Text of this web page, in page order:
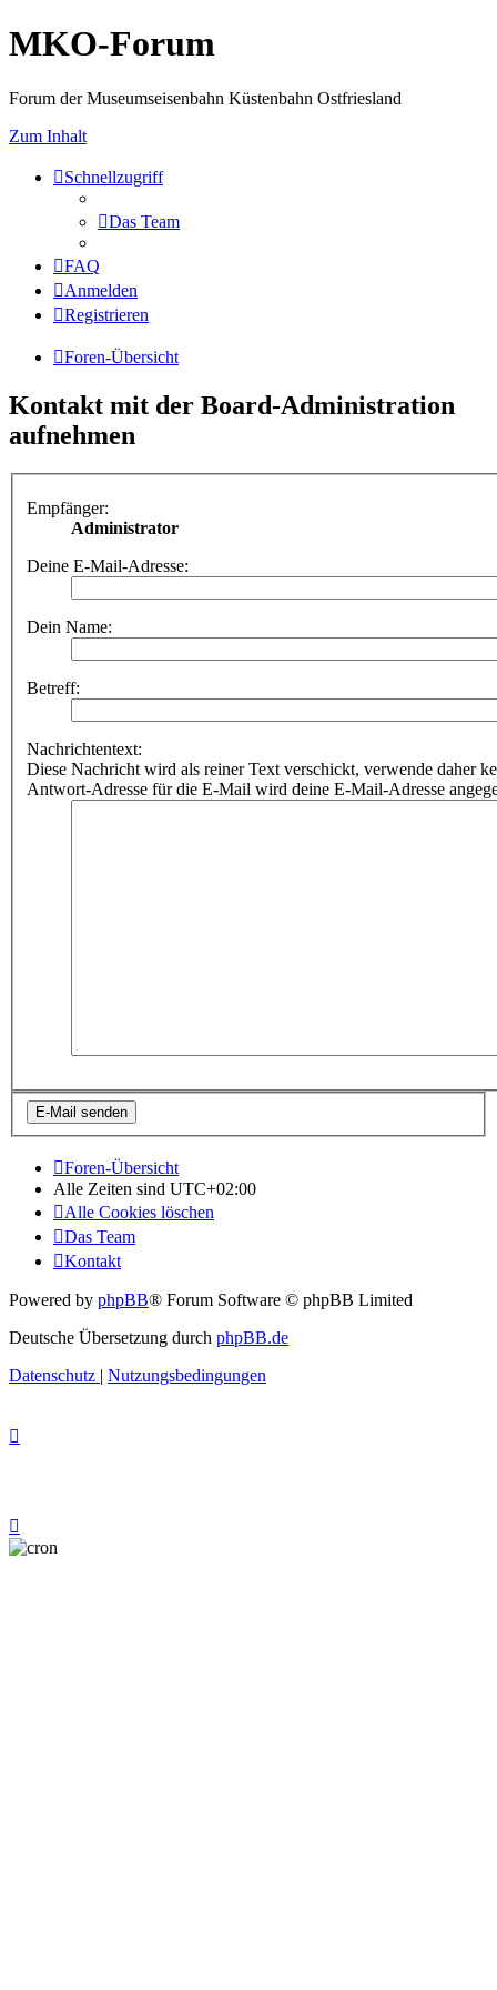
MKO-Forum
Forum der Museumseisenbahn Küstenbahn Ostfriesland
Zum Inhalt
Schnellzugriff
Das Team
FAQ
Anmelden
Registrieren
Foren-Übersicht
Kontakt mit der Board-Administration
aufnehmen
Empfänger:
Administrator
Deine E-Mail-Adresse:
Dein Name:
Betreff:
Nachrichtentext:
Diese Nachricht wird als reiner Text verschickt, verwende daher
Antwort-Adresse für die E-Mail wird deine E-Mail-Adresse
Foren-Übersicht
Alle Zeiten sind UTC+02:00
Alle Cookies löschen
Das Team
Kontakt
Powered by phpBB® Forum Software © phpBB Limited
Deutsche Übersetzung durch phpBB.de
Datenschutz | Nutzungsbedingungen